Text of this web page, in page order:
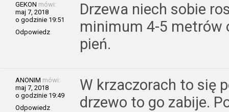
GEKON mówi:
maj 7, 2018
o godzinie 19:51
Odpowiedz
Drzewa niech sobie
minimum 4-5 metrów
pień.
ANONIM mówi:
maj 7, 2018
o godzinie 19:49
Odpowiedz
W krzaczorach to się
drzewo to go zabije.